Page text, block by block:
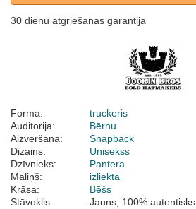
30 dienu atgriešanas garantija
Forma:
truckeris
Auditorija:
Bērnu
Aizvēršana:
Snapback
Dizains:
Unisekss
Dzīvnieks:
Pantera
Maliņš:
izliekta
Krāsa:
Bēšs
Stāvoklis:
Jauns; 100% autentisks